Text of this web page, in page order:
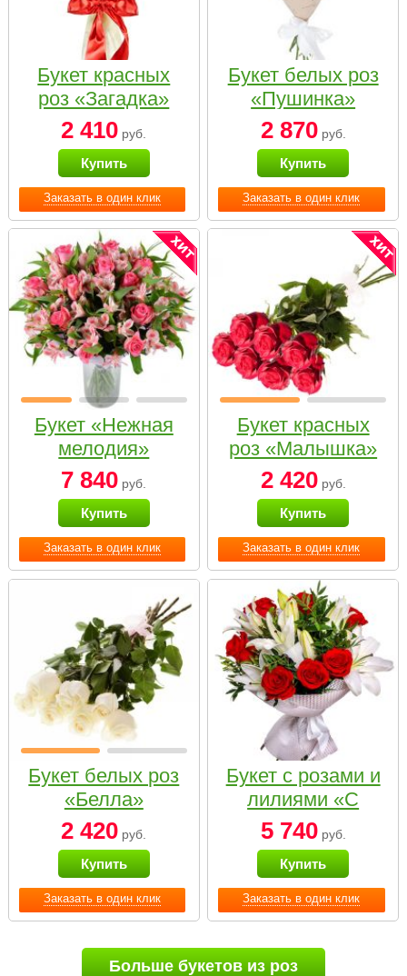
Заказать в один клик
Букет красных
роз «Загадка»
2 410 руб.
Купить
Заказать в один клик
Букет белых роз
«Пушинка»
2 870руб.
Купить
Заказать в один клик
Букет «Нежная
мелодия»
7 840 руб.
Купить
Заказать в один клик
Букет красных
роз «Малышка»
2 420руб.
Купить
Заказать в один клик
Букет белых роз
«Белла»
2 420 руб.
Купить
Заказать в один клик
Букет с розами и
лилиями «С
наилучшими
пожеланиями»
5 740руб.
Купить
Больше букетов из роз